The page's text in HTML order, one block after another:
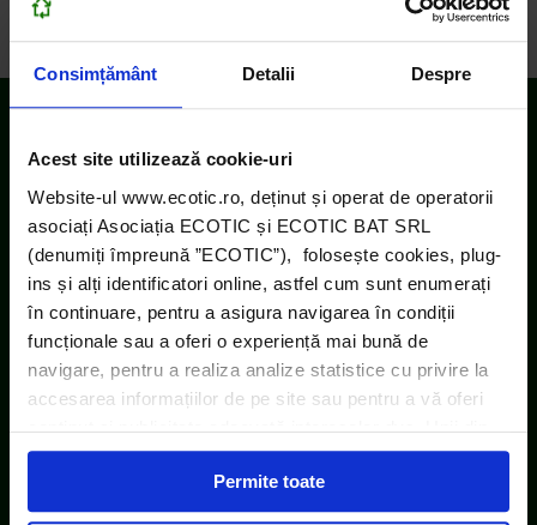
Consimțământ Detalii Despre
Acest site utilizează cookie-uri
Website-ul www.ecotic.ro, deținut și operat de operatorii
asociați Asociația ECOTIC și ECOTIC BAT SRL
(denumiți împreună ”ECOTIC”), folosește cookies, plug-
ins și alți identificatori online, astfel cum sunt enumerați
în continuare, pentru a asigura navigarea în condiții
funcționale sau a oferi o experiență mai bună de
navigare, pentru a realiza analize statistice cu privire la
accesarea informațiilor de pe site sau pentru a vă oferi
conținut și publicitate adecvată intereselor dvs. Unii din
acești identificatori online sunt plasați de către ECOTIC
(cookie-uri primare), alții sunt cookie-uri dintr-un domeniu
diferit de domeniul site-ului web pe care îl vizitați (cookie-
Permite toate